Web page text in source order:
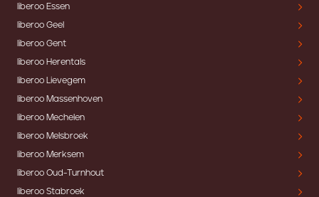
liberoo Essen
liberoo Geel
liberoo Gent
liberoo Herentals
liberoo Lievegem
liberoo Massenhoven
liberoo Mechelen
liberoo Melsbroek
liberoo Merksem
liberoo Oud-Turnhout
liberoo Stabroek